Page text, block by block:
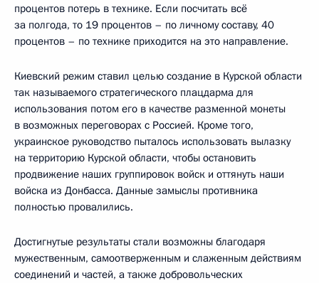
процентов потерь в технике. Если посчитать всё
за полгода, то 19 процентов – по личному составу, 40
процентов – по технике приходится на это направление.
Киевский режим ставил целью создание в Курской области
так называемого стратегического плацдарма для
использования потом его в качестве разменной монеты
в возможных переговорах с Россией. Кроме того,
украинское руководство пыталось использовать вылазку
на территорию Курской области, чтобы остановить
продвижение наших группировок войск и оттянуть наши
войска из Донбасса. Данные замыслы противника
полностью провалились.
Достигнутые результаты стали возможны благодаря
мужественным, самоотверженным и слаженным действиям
соединений и частей, а также добровольческих